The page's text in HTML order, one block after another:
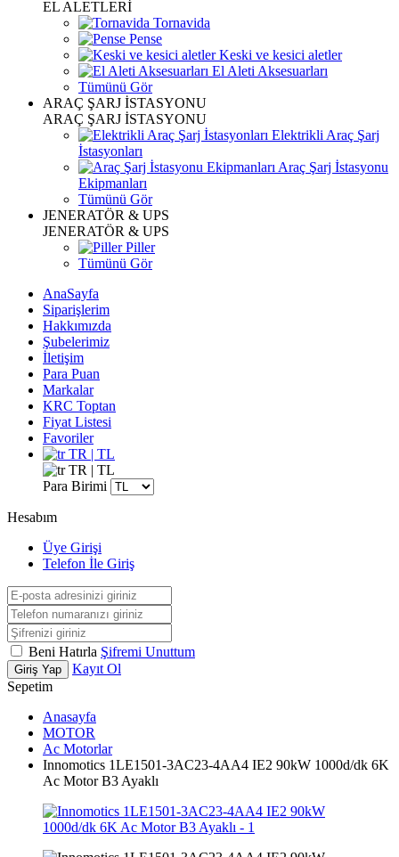
EL ALETLERİ
Tornavida
Pense
Keski ve kesici aletler
El Aleti Aksesuarları
Tümünü Gör
ARAÇ ŞARJ İSTASYONU
ARAÇ ŞARJ İSTASYONU
Elektrikli Araç Şarj
İstasyonları
Araç Şarj İstasyonu
Ekipmanları
Tümünü Gör
JENERATÖR & UPS
JENERATÖR & UPS
Piller
Tümünü Gör
AnaSayfa
Siparişlerim
Hakkımızda
Şubelerimiz
İletişim
Para Puan
Markalar
KRC Toptan
Fiyat Listesi
Favoriler
TR | TL
TR | TL
Para Birimi
Hesabım
Üye Girişi
Telefon İle Giriş
Beni Hatırla Şifremi Unuttum
Giriş Yap
Kayıt Ol
Sepetim
Anasayfa
MOTOR
Ac Motorlar
Innomotics 1LE1501-3AC23-4AA4 IE2 90kW 1000d/dk 6K
Ac Motor B3 Ayaklı